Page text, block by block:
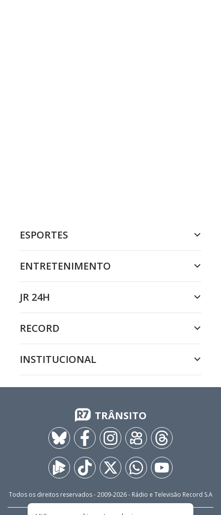
ESPORTES
ENTRETENIMENTO
JR 24H
RECORD
INSTITUCIONAL
TRÂNSITO
Todos os direitos reservados - 2009-2026- Rádio e Televisão Record S.A